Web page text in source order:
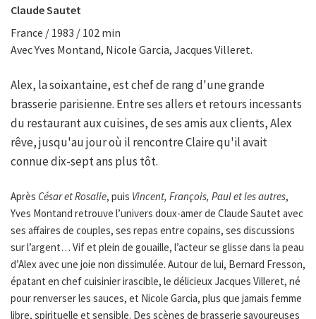
Claude Sautet
France / 1983 / 102 min
Avec Yves Montand, Nicole Garcia, Jacques Villeret.
Alex, la soixantaine, est chef de rang d'une grande
brasserie parisienne. Entre ses allers et retours incessants
du restaurant aux cuisines, de ses amis aux clients, Alex
rêve, jusqu'au jour où il rencontre Claire qu'il avait
connue dix-sept ans plus tôt.
Après César et Rosalie, puis Vincent, François, Paul et les autres,
Yves Montand retrouve l’univers doux-amer de Claude Sautet avec
ses affaires de couples, ses repas entre copains, ses discussions
sur l’argent… Vif et plein de gouaille, l’acteur se glisse dans la peau
d’Alex avec une joie non dissimulée. Autour de lui, Bernard Fresson,
épatant en chef cuisinier irascible, le délicieux Jacques Villeret, né
pour renverser les sauces, et Nicole Garcia, plus que jamais femme
libre, spirituelle et sensible. Des scènes de brasserie savoureuses